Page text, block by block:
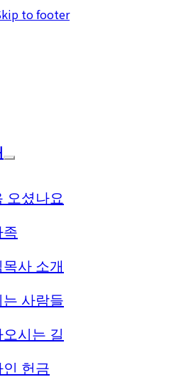
to footer
오셨나요
족
목사 소개
는 사람들
오시는 길
인 헌금